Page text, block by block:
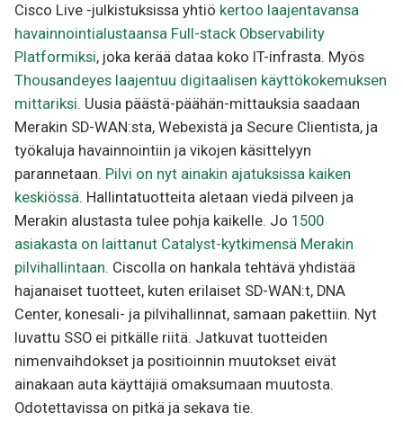
Cisco Live -julkistuksissa yhtiö kertoo laajentavansa
havainnointialustaansa Full-stack Observability
Platformiksi, joka kerää dataa koko IT-infrasta. Myös
Thousandeyes laajentuu digitaalisen käyttökokemuksen
mittariksi. Uusia päästä-päähän-mittauksia saadaan
Merakin SD-WAN:sta, Webexistä ja Secure Clientista, ja
työkaluja havainnointiin ja vikojen käsittelyyn
parannetaan. Pilvi on nyt ainakin ajatuksissa kaiken
keskiössä. Hallintatuotteita aletaan viedä pilveen ja
Merakin alustasta tulee pohja kaikelle. Jo 1500
asiakasta on laittanut Catalyst-kytkimensä Merakin
pilvihallintaan. Ciscolla on hankala tehtävä yhdistää
hajanaiset tuotteet, kuten erilaiset SD-WAN:t, DNA
Center, konesali- ja pilvihallinnat, samaan pakettiin. Nyt
luvattu SSO ei pitkälle riitä. Jatkuvat tuotteiden
nimenvaihdokset ja positioinnin muutokset eivät
ainakaan auta käyttäjiä omaksumaan muutosta.
Odotettavissa on pitkä ja sekava tie.